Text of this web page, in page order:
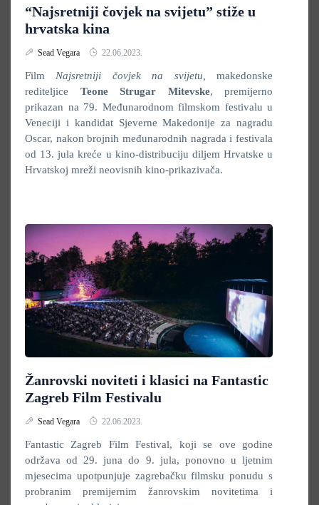
“Najsretniji čovjek na svijetu” stiže u
hrvatska kina
Sead Vegara 22.06.2023.
Film Najsretniji čovjek na svijetu
makedonske
rediteljice Teone Strugar Mitevske, premijerno
prikazan na 79. Međunarodnom filmskom festivalu u
Veneciji i kandidat Sjeverne Makedonije za nagradu
Oscar, nakon brojnih međunarodnih nagrada i festivala
od 13. jula kreće u kino-distribuciju diljem Hrvatske u
Hrvatskoj mreži neovisnih kino-prikazivača.
Žanrovski noviteti i klasici na Fantastic
Zagreb Film Festivalu
Sead Vegara 22.06.2023.
Fantastic Zagreb Film Festival, koji se ove godine
održava od 29. juna do 9. jula, ponovno u ljetnim
mjesecima upotpunjuje zagrebačku filmsku ponudu s
probranim premijernim žanrovskim novitetima i